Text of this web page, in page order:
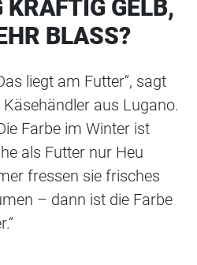
GELB,
BLASS?
liegt am Futter“, sagt
aus Lugano.
Farbe im Winter ist
als Futter nur Heu
fressen sie frisches
– dann ist die Farbe